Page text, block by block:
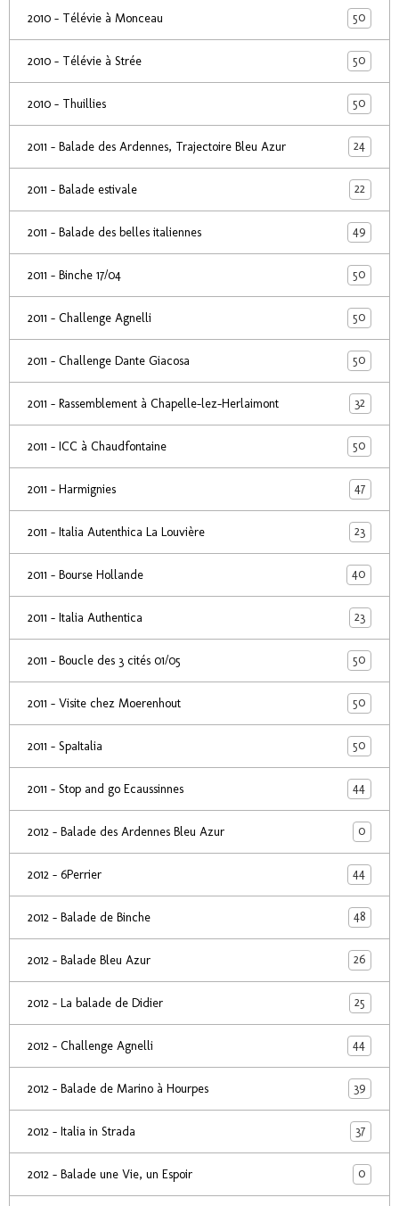
2010 - Télévie à Monceau 50
2010 - Télévie à Strée 50
2010 - Thuillies 50
2011 - Balade des Ardennes, Trajectoire Bleu Azur 24
2011 - Balade estivale 22
2011 - Balade des belles italiennes 49
2011 - Binche 17/04 50
2011 - Challenge Agnelli 50
2011 - Challenge Dante Giacosa 50
2011 - Rassemblement à Chapelle-lez-Herlaimont 32
2011 - ICC à Chaudfontaine 50
2011 - Harmignies 47
2011 - Italia Autenthica La Louvière 23
2011 - Bourse Hollande 40
2011 - Italia Authentica 23
2011 - Boucle des 3 cités 01/05 50
2011 - Visite chez Moerenhout 50
2011 - SpaItalia 50
2011 - Stop and go Ecaussinnes 44
2012 - Balade des Ardennes Bleu Azur 0
2012 - 6Perrier 44
2012 - Balade de Binche 48
2012 - Balade Bleu Azur 26
2012 - La balade de Didier 25
2012 - Challenge Agnelli 44
2012 - Balade de Marino à Hourpes 39
2012 - Italia in Strada 37
2012 - Balade une Vie, un Espoir 0